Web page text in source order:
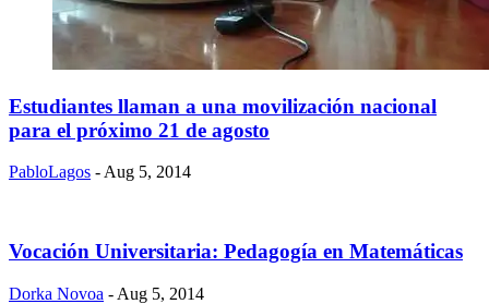
Estudiantes llaman a una movilización nacional
para el próximo 21 de agosto
PabloLagos - Aug 5, 2014
Vocación Universitaria: Pedagogía en Matemáticas
Dorka Novoa - Aug 5, 2014